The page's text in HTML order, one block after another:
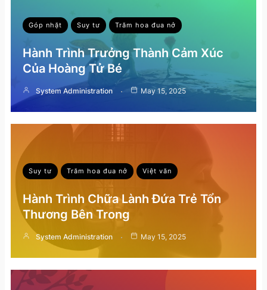
Góp nhặt Suy tư Trăm hoa đua nở
Hành Trình Trưởng Thành Cảm Xúc
Của Hoàng Tử Bé
System Administration May 15, 2025
Suy tư Trăm hoa đua nở Việt văn
Hành Trình Chữa Lành Đứa Trẻ Tổn
Thương Bên Trong
System Administration May 15, 2025